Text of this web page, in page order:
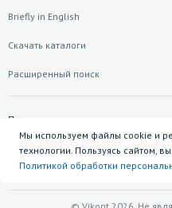
Briefly in English
Скачать каталоги
Расширенный поиск
Подписаться на рассылку
Мы используем файлы cookie и
технологии. Пользуясь сайтом,
Политикой обработки